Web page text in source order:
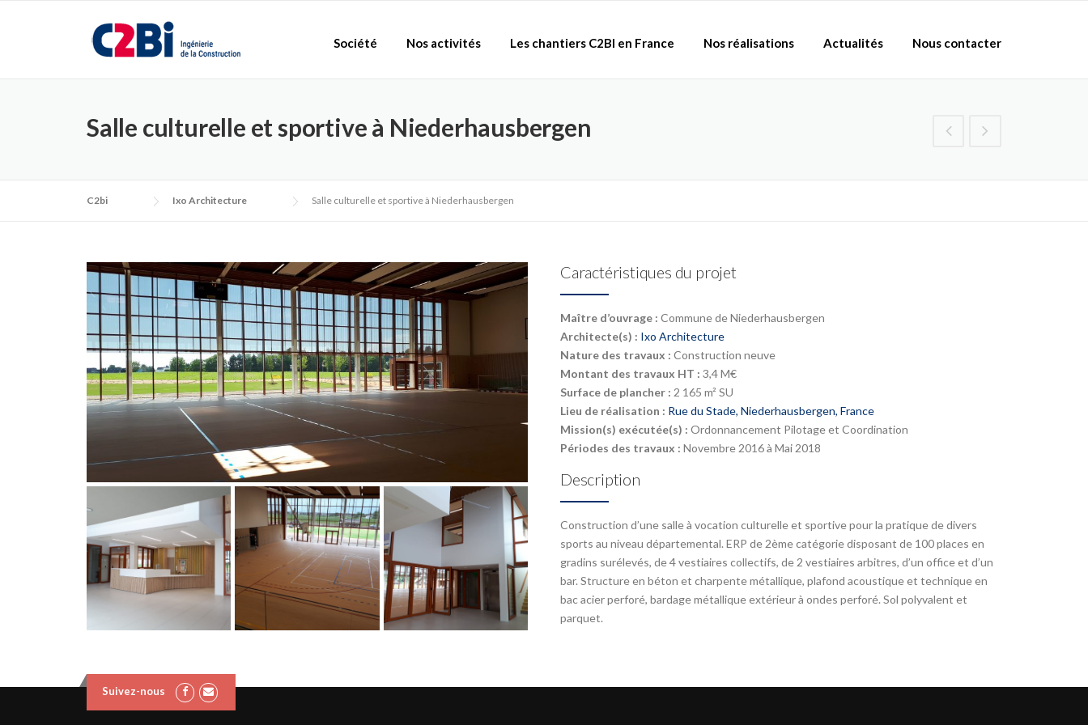
Société Nos activités Les chantiers C2BI en France Nos réalisations Actualités Nous contacter
Salle culturelle et sportive à Niederhausbergen
C2bi Ixo Architecture Salle culturelle et sportive à Niederhausbergen
Caractéristiques du projet
Maître d’ouvrage : Commune de Niederhausbergen
Architecte(s) : Ixo Architecture
Nature des travaux : Construction neuve
Montant des travaux HT : 3,4 M€
Surface de plancher : 2 165 m² SU
Lieu de réalisation : Rue du Stade, Niederhausbergen, France
Mission(s) exécutée(s) : Ordonnancement Pilotage et Coordination
Périodes des travaux : Novembre 2016 à Mai 2018
Description
Construction d’une salle à vocation culturelle et sportive pour la pratique de divers
sports au niveau départemental. ERP de 2ème catégorie disposant de 100 places en
gradins surélevés, de 4 vestiaires collectifs, de 2 vestiaires arbitres, d’un office et d’un
bar. Structure en béton et charpente métallique, plafond acoustique et technique en
bac acier perforé, bardage métallique extérieur à ondes perforé. Sol polyvalent et
parquet.
Suivez-nous